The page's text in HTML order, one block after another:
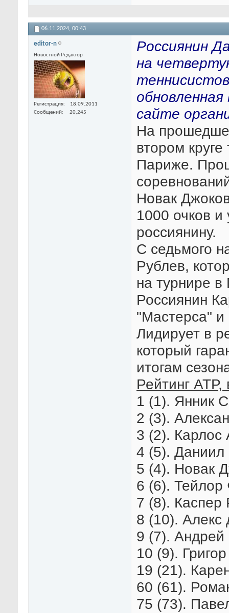
06.11.2024, 00:43
editor-n
Новостной Редактор
Регистрация
18.09.2011
Сообщений
20,245
Россиянин
на
сайте
На
втором
Париже.
Новак
1000 очков и
россиянину.
С седьмого
Рублев,
на турнире в
Россиянин
"Мастерса" и
Лидирует в
который
итогам
Рейтинг АТР,
1 (1). Янник
2 (3).
3 (2). Карлос
4 (5). Даниил
5 (4). Новак
6 (6).
7 (8). Каспер
8 (10). Алекс
9 (7). Андрей
10 (9).
19 (21).
60 (61).
75 (73).